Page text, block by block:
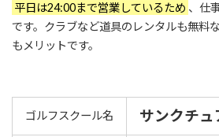
平日は24:00まで営業しているため 、仕
です。クラブなど道具のレンタルも無料
もメリットです。
ゴルフスクール名 サンクチュ